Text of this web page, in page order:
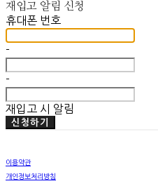
재입고 알림 신청
휴대폰 번호
-
-
재입고 시 알림
신청하기
이용약관
개인정보처리방침